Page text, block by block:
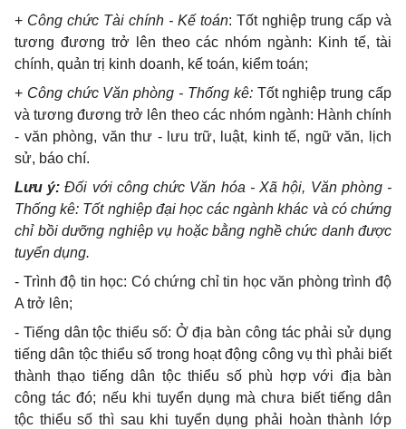
+ Công chức Tài chính - Kế toán: Tốt nghiệp trung cấp và
tương đương trở lên theo các nhóm ngành: Kinh tế, tài
chính, quản trị kinh doanh, kế toán, kiểm toán;
+ Công chức Văn phòng - Thống kê:Tốt nghiệp trung cấp
và tươngđương trở lên theo các nhóm ngành: Hành chính
- văn phòng, văn thư - lưu trữ, luật, kinh tế, ngữ văn, lịch
sử, báo chí.
Lưu ý: Đối với công chức Văn hóa - Xã hội, Văn phòng -
Thống kê: Tốt nghiệp đại học các ngành khác và cóchứng
chỉ bồi dưỡng nghiệp vụ hoặc bằng nghề chức danh được
tuyển dụng.
- Trình độ tin học: Có chứng chỉ tin học văn phòng trình độ
A trở lên;
- Tiếng dân tộc thiểu số: Ởđịa bàn công tác phải sử dụng
tiếng dân tộc thiểu số trong hoạt động công vụ thì phải biết
thành thạo tiếng dân tộc thiểu số phù hợp với địa bàn
công tác đó; nếu khi tuyển dụng mà chưa biết tiếng dân
tộc thiểu số thì sau khi tuyển dụng phải hoàn thành lớp